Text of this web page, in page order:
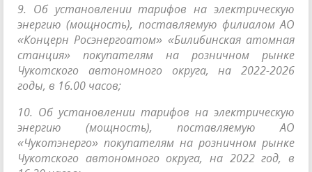
9. Об установлении тарифов на электрическую
энергию (мощность), поставляемую филиалом АО
«Концерн Росэнергоатом» «Билибинская атомная
станция» покупателям на розничном рынке
Чукотского автономного округа, на 2022-2026
годы, в 16.00 часов;
10. Об установлении тарифов на электрическую
энергию (мощность), поставляемую АО
«Чукотэнерго» покупателям на розничном рынке
Чукотского автономного округа, на 2022 год, в